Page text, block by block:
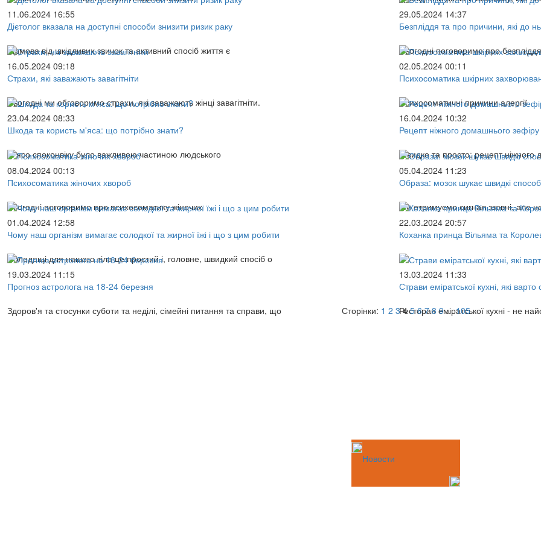
11.06.2024 16:55
Дієтолог вказала на доступні способи знизити ризик раку
Відмова від шкідливих звичок та активний спосіб життя є
16.05.2024 09:18
Страхи, які заважають завагітніти
Сьогодні ми обговоримо страхи, які заважають жінці завагітніти.
23.04.2024 08:33
Шкода та користь м'яса: що потрібно знати?
М'ясо споконвіку було важливою частиною людського
08.04.2024 00:13
Психосоматика жіночих хвороб
Сьогодні поговоримо про психосоматику жіночих
01.04.2024 12:58
Чому наш організм вимагає солодкої та жирної їжі і що з цим робити
Солодощі для нашого тіла це простий і, головне, швидкий спосіб о
19.03.2024 11:15
Прогноз астролога на 18-24 березня
Здоров'я та стосунки суботи та неділі, сімейні питання та справи, що
29.05.2024 14:37
Безпліддя та про причини, які до
Сьогодні поговоримо про
02.05.2024 00:11
Психосоматика шкірних
Психосоматичні причини алергії
16.04.2024 10:32
Рецепт ніжного домашнього зефіру
Швидко та просто: рецепт ніжного
05.04.2024 11:23
Образа: мозок шукає швидкі
Ми отримуємо сигнал ззовні, але
22.03.2024 20:57
Коханка принца Вільяма та
13.03.2024 11:33
Страви еміратської кухні, які
Ресторан еміратської кухні - не
Сторінки: 1 2 3 4 5 6 7 8 9 ...105
Новости